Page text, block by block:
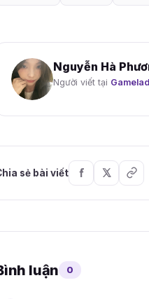
Nguyễn Hà
Người viết tại
sẻ bài viết
luận 0